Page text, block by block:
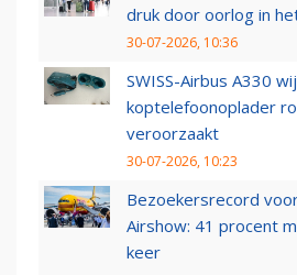
druk door oorlog in
30-07-2026, 10:36
SWISS-Airbus A330
koptelefoonoplader
veroorzaakt
30-07-2026, 10:23
Bezoekersrecord
Airshow: 41 procent
keer